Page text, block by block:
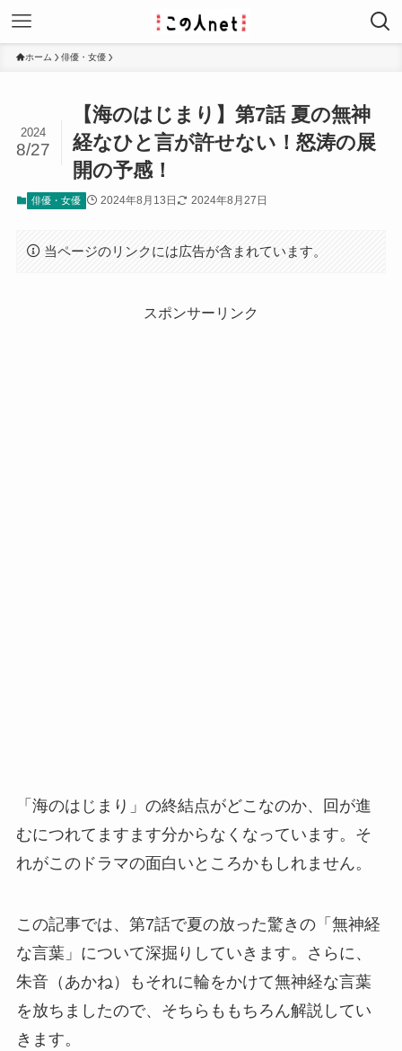
ホーム 俳優・女優
【海のはじまり】第7話 夏の無神
経なひと言が許せない！怒涛の展
開の予感！
2024
8/27
俳優・女優 2024年8月13日 2024年8月27日
当ページのリンクには広告が含まれています。
スポンサーリンク
「海のはじまり」の終結点がどこなのか、回が進
むにつれてますます分からなくなっています。そ
れがこのドラマの面白いところかもしれません。
この記事では、第7話で夏の放った驚きの「無神経
な言葉」について深掘りしていきます。さらに、
朱音（あかね）もそれに輪をかけて無神経な言葉
を放ちましたので、そちらももちろん解説してい
きます。